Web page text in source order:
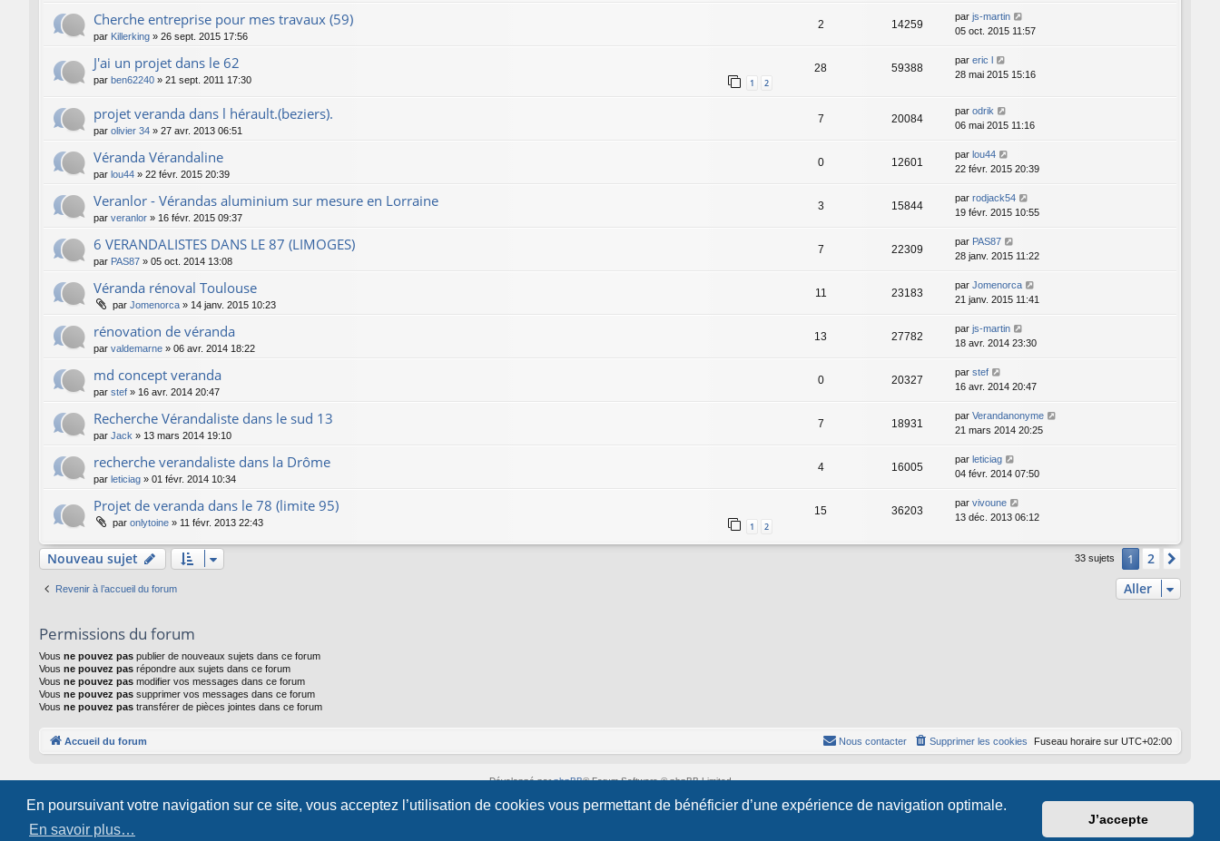
En poursuivant votre navigation sur ce site, vous acceptez l’utilisation de cookies vous permettant de bénéficier d’une expérience de navigation optimale.
En savoir plus…
J’accepte
Cherche entreprise pour mes travaux (59)
par Killerking » 26 sept. 2015 17:56
2 14259
par js-martin
05 oct. 2015 11:57
J'ai un projet dans le 62
par ben62240 » 21 sept. 2011 17:30 1 2
28 59388
par eric l
28 mai 2015 15:16
projet veranda dans l hérault.(beziers).
par olivier 34 » 27 avr. 2013 06:51
7 20084
par odrik
06 mai 2015 11:16
Véranda Vérandaline
par lou44 » 22 févr. 2015 20:39
0 12601
par lou44
22 févr. 2015 20:39
Veranlor - Vérandas aluminium sur mesure en Lorraine
par veranlor » 16 févr. 2015 09:37
3 15844
par rodjack54
19 févr. 2015 10:55
6 VERANDALISTES DANS LE 87 (LIMOGES)
par PAS87 » 05 oct. 2014 13:08
7 22309
par PAS87
28 janv. 2015 11:22
Véranda rénoval Toulouse
par Jomenorca » 14 janv. 2015 10:23
11 23183
par Jomenorca
21 janv. 2015 11:41
rénovation de véranda
par valdemarne » 06 avr. 2014 18:22
13 27782
par js-martin
18 avr. 2014 23:30
md concept veranda
par stef » 16 avr. 2014 20:47
0 20327
par stef
16 avr. 2014 20:47
Recherche Vérandaliste dans le sud 13
par Jack » 13 mars 2014 19:10
7 18931
par Verandanonyme
21 mars 2014 20:25
recherche verandaliste dans la Drôme
par leticiag » 01 févr. 2014 10:34
4 16005
par leticiag
04 févr. 2014 07:50
Projet de veranda dans le 78 (limite 95)
par onlytoine » 11 févr. 2013 22:43 1 2
15 36203
par vivoune
13 déc. 2013 06:12
Nouveau sujet 33 sujets 1 2
Revenir à l’accueil du forum Aller
Permissions du forum
Vous ne pouvez pas publier de nouveaux sujets dans ce forum
Vous ne pouvez pas répondre aux sujets dans ce forum
Vous ne pouvez pas modifier vos messages dans ce forum
Vous ne pouvez pas supprimer vos messages dans ce forum
Vous ne pouvez pas transférer de pièces jointes dans ce forum
Accueil du forum Fuseau horaire sur UTC+02:00
Supprimer les cookies
Nous contacter
Développé parphpBB® Forum Software © phpBB Limited
Traduction française officielle© Qiaeru